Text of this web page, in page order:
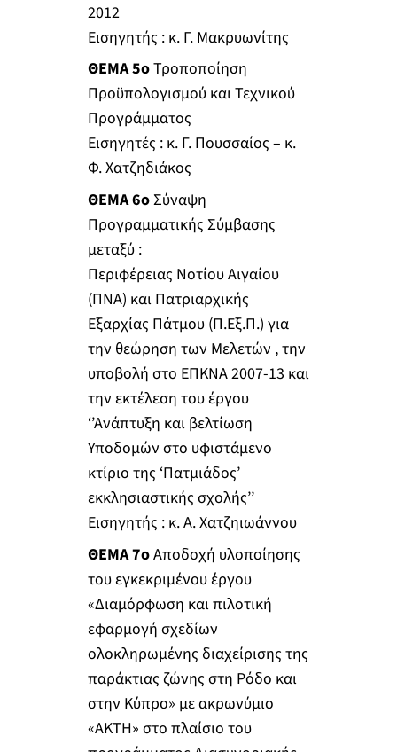
2012
Εισηγητής : κ. Γ. Μακρυωνίτης
ΘΕΜΑ 5οΤροποποίηση
Προϋπολογισμού και Τεχνικού
Προγράμματος
Εισηγητές : κ. Γ. Πουσσαίος – κ.
Φ. Χατζηδιάκος
ΘΕΜΑ 6οΣύναψη
Προγραμματικής Σύμβασης
μεταξύ :
Περιφέρειας Νοτίου Αιγαίου
(ΠΝΑ) και Πατριαρχικής
Εξαρχίας Πάτμου (Π.Εξ.Π.) για
την θεώρηση των Μελετών , την
υποβολή στο ΕΠΚΝΑ 2007-13 και
την εκτέλεση του έργου
‘’Ανάπτυξη και βελτίωση
Υποδομών στο υφιστάμενο
κτίριο της ‘Πατμιάδος’
εκκλησιαστικής σχολής’’
Εισηγητής : κ. Α. Χατζηιωάννου
ΘΕΜΑ 7οΑποδοχή υλοποίησης
του εγκεκριμένου έργου
«Διαμόρφωση και πιλοτική
εφαρμογή σχεδίων
ολοκληρωμένης διαχείρισης της
παράκτιας ζώνης στη Ρόδο και
στην Κύπρο» με ακρωνύμιο
«ΑΚΤΗ» στο πλαίσιο του